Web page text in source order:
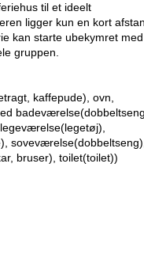
til et ideelt
ligger kun en kort
kan starte ubekymret med
gruppen.
kaffepude), ovn,
bruser), toilet(toilet))